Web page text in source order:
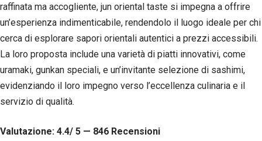
raffinata ma accogliente, jun oriental taste si impegna a offrire
un’esperienza indimenticabile, rendendolo il luogo ideale per chi
cerca di esplorare sapori orientali autentici a prezzi accessibili.
La loro proposta include una varietà di piatti innovativi, come
uramaki, gunkan speciali, e un’invitante selezione di sashimi,
evidenziando il loro impegno verso l’eccellenza culinaria e il
servizio di qualità.
Valutazione: 4.4/ 5 — 846 Recensioni